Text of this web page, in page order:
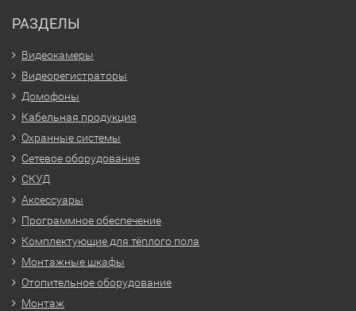
РАЗДЕЛЫ
Видеокамеры
Видеорегистраторы
Домофоны
Кабельная продукция
Охранные системы
Сетевое оборудование
СКУД
Аксессуары
Программное обеспечение
Комплектующие для тёплого пола
Монтажные шкафы
Отопительное оборудование
Монтаж